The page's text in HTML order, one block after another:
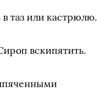
таз или кастрюлю.
вскипятить.